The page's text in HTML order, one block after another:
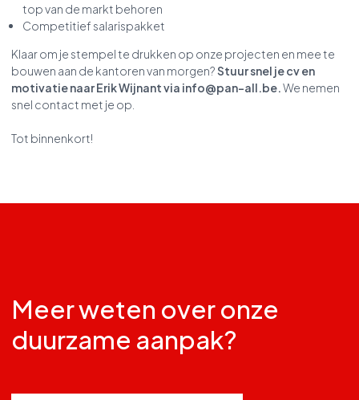
top van de markt behoren
Competitief salarispakket
Klaar om je stempel te drukken op onze projecten en mee te
bouwen aan de kantoren van morgen?Stuur snel je cv en
motivatie naar Erik Wijnant via info@pan-all.be.We nemen
snel contact met je op.
Tot binnenkort!
Meer weten over onze
duurzame aanpak?